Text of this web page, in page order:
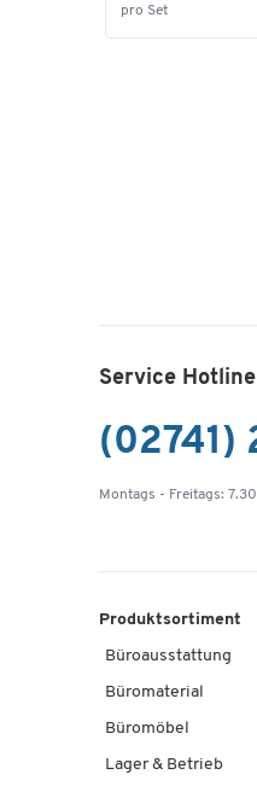
pro Set
Service Hotline
(02741)
Montags - Freitags:
Produktsortiment
Büroausstattung
Büromaterial
Büromöbel
Lager & Betrieb